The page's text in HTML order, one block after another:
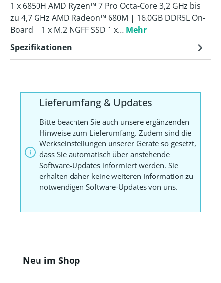
1 x 6850H AMD Ryzen™ 7 Pro Octa-Core 3,2 GHz bis
zu 4,7 GHz AMD Radeon™ 680M | 16.0GB DDR5L On-
Board | 1 x M.2 NGFF SSD 1 x… Mehr
Spezifikationen
Lieferumfang & Updates
Bitte beachten Sie auch unsere ergänzenden
Hinweise zum Lieferumfang. Zudem sind die
Werkseinstellungen unserer Geräte so gesetzt,
dass Sie automatisch über anstehende
Software-Updates informiert werden. Sie
erhalten daher keine weiteren Information zu
notwendigen Software-Updates von uns.
Produktgalerie überspringen
Neu im Shop